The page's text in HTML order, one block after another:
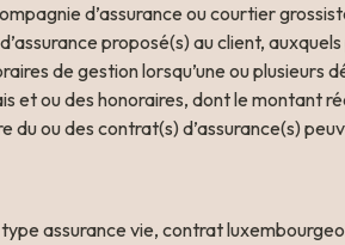
d’assurance ou courtier
proposé(s) au client,
de gestion lorsqu’une ou plusieurs
et ou des honoraires, dont le montant
du ou des contrat(s) d’assurance(s)
assurance vie, contrat